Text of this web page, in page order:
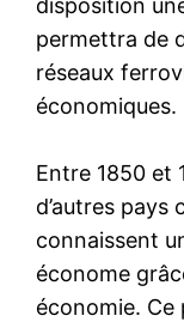
disposition
permettra de
réseaux
économiques.
Entre 1850 et
d’autres pays
connaissent
économe
économie. Ce